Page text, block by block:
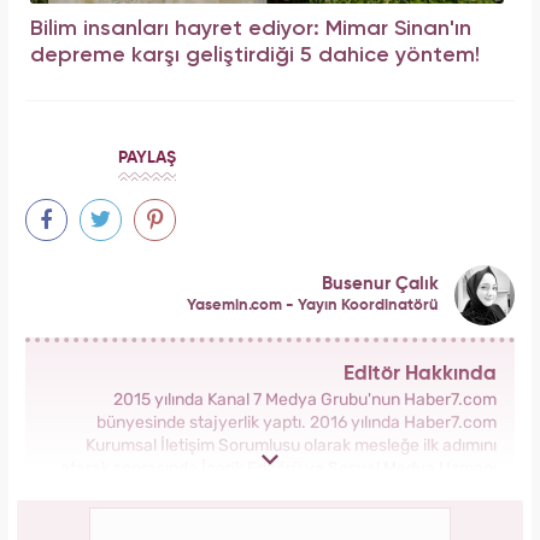
Bilim insanları hayret ediyor: Mimar Sinan'ın
depreme karşı geliştirdiği 5 dahice yöntem!
PAYLAŞ
Busenur Çalık
Yasemin.com - Yayın Koordinatörü
Editör Hakkında
2015 yılında Kanal 7 Medya Grubu'nun Haber7.com
bünyesinde stajyerlik yaptı. 2016 yılında Haber7.com
Kurumsal İletişim Sorumlusu olarak mesleğe ilk adımını
atarak sonrasında İçerik Editörü ve Sosyal Medya Uzmanı
Kadın Sitesinde önce Haber Editörü sonrasında Haber Şefi